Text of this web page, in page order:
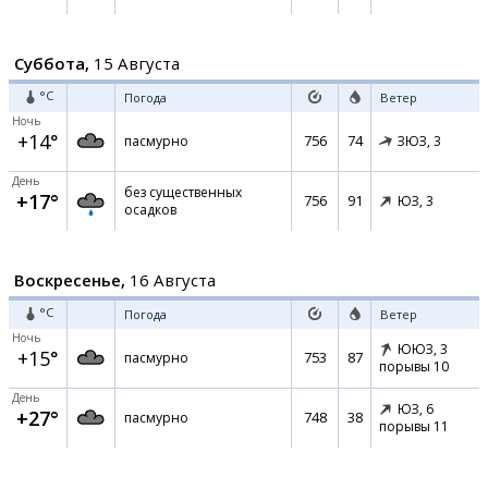
Суббота, 15 Августа
°C Погода Ветер
Ночь
+14° пасмурно 756 74 ЗЮЗ, 3
День
+17°
без существенных
осадков
756 91 ЮЗ, 3
Воскресенье, 16 Августа
°C Погода Ветер
Ночь
+15° пасмурно 753 87 ЮЮЗ, 3
порывы 10
День
+27° пасмурно 748 38 ЮЗ, 6
порывы 11